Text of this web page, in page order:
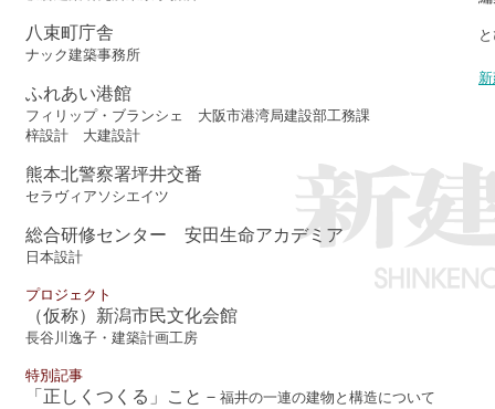
八束町庁舎
ナック建築事務所
ふれあい港館
フィリップ・ブランシェ 大阪市港湾局建設部工務課
梓設計 大建設計
熊本北警察署坪井交番
セラヴィアソシエイツ
総合研修センター 安田生命アカデミア
日本設計
プロジェクト
（仮称）新潟市民文化会館
長谷川逸子・建築計画工房
特別記事
「正しくつくる」こと－ 福井の一連の建物と構造について